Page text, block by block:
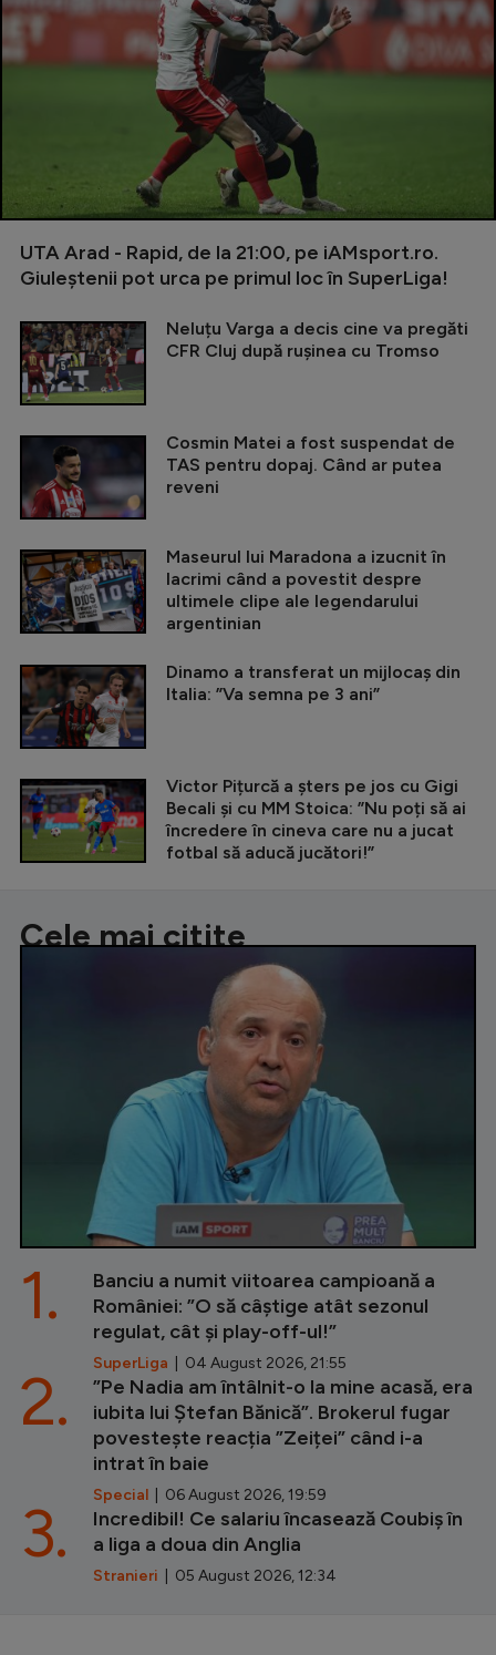
UTA Arad - Rapid, de la 21:00, pe iAMsport.ro.
Giuleștenii pot urca pe primul loc în SuperLiga!
Neluțu Varga a decis cine va pregăti
CFR Cluj după rușinea cu Tromso
Cosmin Matei a fost suspendat de
TAS pentru dopaj. Când ar putea
reveni
Maseurul lui Maradona a izucnit în
lacrimi când a povestit despre
ultimele clipe ale legendarului
argentinian
Dinamo a transferat un mijlocaș din
Italia: ”Va semna pe 3 ani”
Victor Pițurcă a șters pe jos cu Gigi
Becali și cu MM Stoica: ”Nu poți să ai
încredere în cineva care nu a jucat
fotbal să aducă jucători!”
Cele mai citite
Banciu a numit viitoarea campioană a
României: ”O să câștige atât sezonul
regulat, cât și play-off-ul!”
SuperLiga | 04 August 2026, 21:55
1.
”Pe Nadia am întâlnit-o la mine acasă, era
iubita lui Ștefan Bănică”. Brokerul fugar
povestește reacția ”Zeiței” când i-a
intrat în baie
Special | 06 August 2026, 19:59
2.
Incredibil! Ce salariu încasează Coubiș în
a liga a doua din Anglia
Stranieri | 05 August 2026, 12:34
3.